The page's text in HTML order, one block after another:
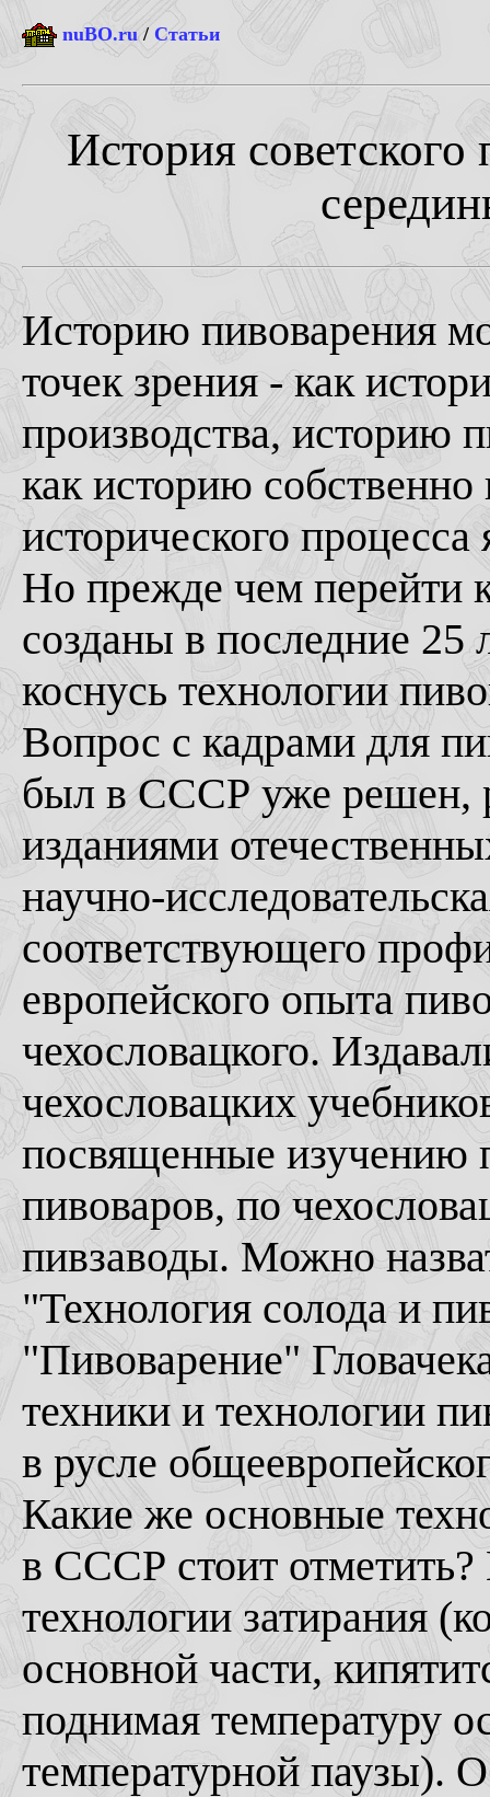
nuBO.ru/ Статьи
История
Историю пивоварения
точек зрения - как
производства, историю
как историю
исторического
Но прежде чем перейти
созданы в последние 25
коснусь технологии
Вопрос с кадрами для
был в СССР уже решен,
изданиями
научно-
соответствующего
европейского опыта
чехословацкого.
чехословацких
посвященные изучению
пивоваров, по
пивзаводы. Можно
"Технология солода и
"Пивоварение"
техники и технологии
в русле
Какие же основные
в СССР стоит
технологии затирания
основной части,
поднимая температуру
температурной паузы).